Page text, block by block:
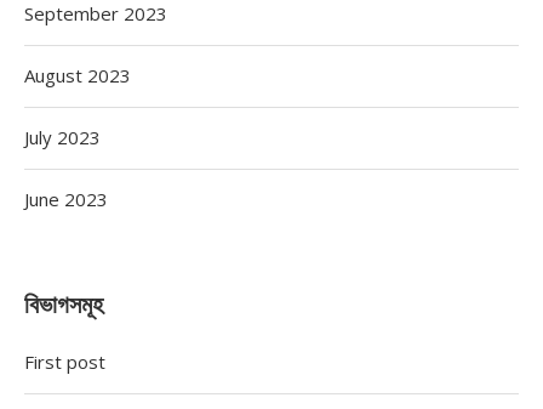
September 2023
August 2023
July 2023
June 2023
বিভাগসমূহ
First post